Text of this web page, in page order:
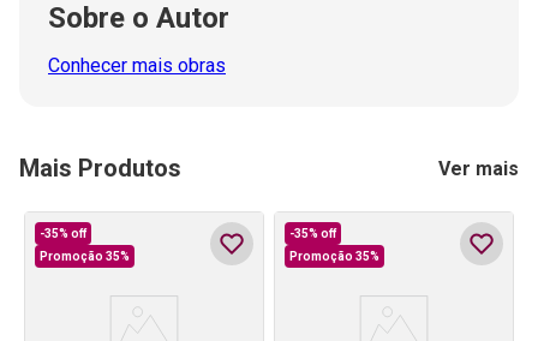
Sobre o Autor
Conhecer mais obras
Mais Produtos Ver mais
-35% off
Promoção 35%
-35% off
Promoção 35%